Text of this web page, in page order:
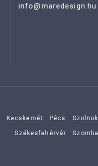
info@maredesign.hu
Kecskemét Pécs Szolnok
Székesfehérvár